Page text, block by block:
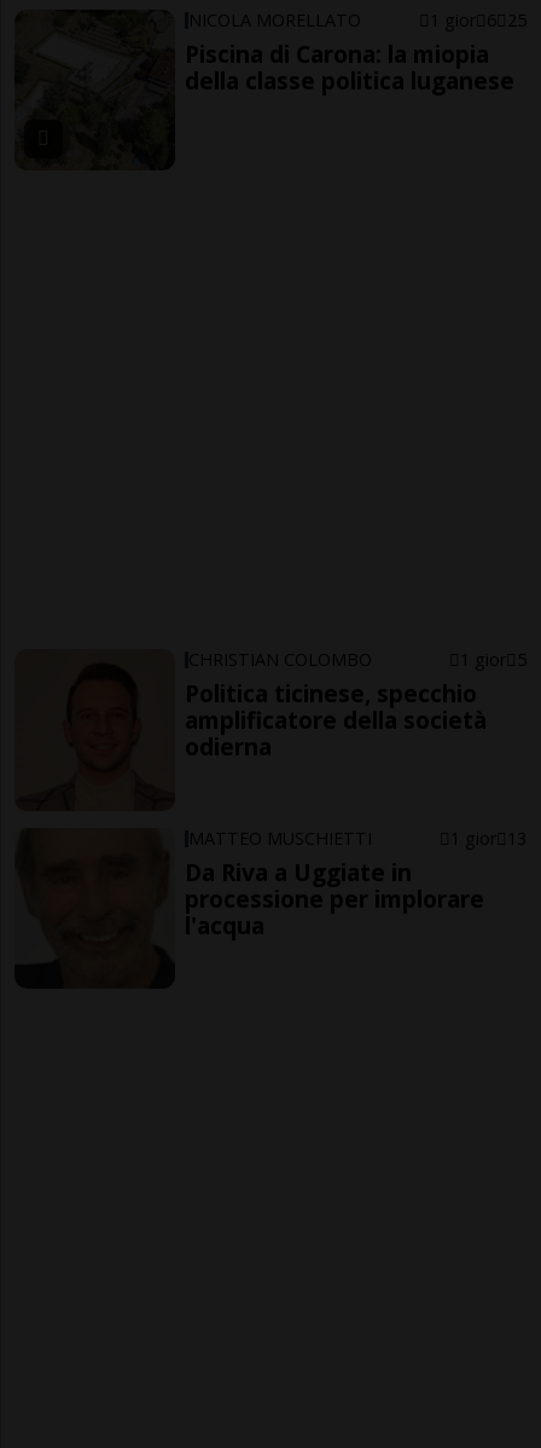
NICOLA MORELLATO 1 gior 6 25
Piscina di Carona: la miopia
della classe politica luganese
CHRISTIAN COLOMBO 1 gior 5
Politica ticinese, specchio
amplificatore della società
odierna
MATTEO MUSCHIETTI 1 gior 13
Da Riva a Uggiate in
processione per implorare
l'acqua